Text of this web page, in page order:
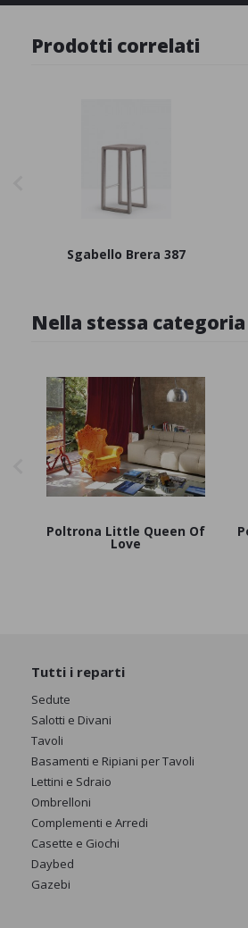
Prodotti correlati
Sgabello Brera 387
Nella stessa categoria
Poltrona Little Queen Of
Love
Tutti i reparti
Sedute
Salotti e Divani
Tavoli
Basamenti e Ripiani per Tavoli
Lettini e Sdraio
Ombrelloni
Complementi e Arredi
Casette e Giochi
Daybed
Gazebi